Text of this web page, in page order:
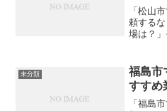
「松山
頼する
場は？
すので
大規模
未分類
福島市
すすめ
「福島